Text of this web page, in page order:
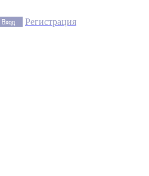
Регистрация